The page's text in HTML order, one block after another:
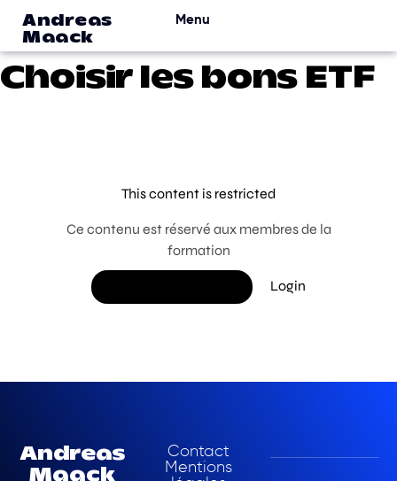
Andreas
Maack
Menu
Choisir les bons ETF
This content is restricted
Ce contenu est réservé aux membres de la
formation
Login
Andreas
Maack
Contact
Mentions